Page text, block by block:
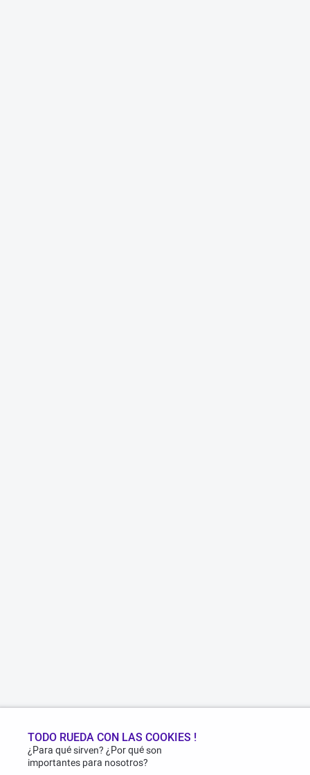
TODO RUEDA CON LAS COOKIES !
¿Para qué sirven? ¿Por qué son
importantes para nosotros?